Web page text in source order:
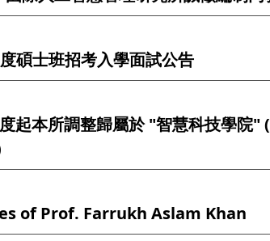
碩士班招考入學面試公告
起本所調整歸屬於 "智慧科技學
of Prof. Farrukh Aslam Khan